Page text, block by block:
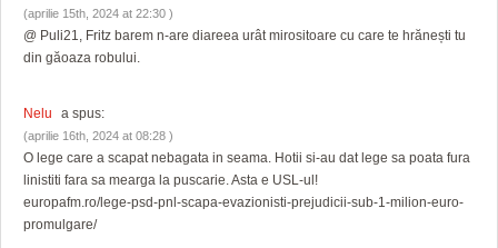
(aprilie 15th, 2024 at 22:30 )
@ Puli21, Fritz barem n-are diareea urât mirositoare cu care te hrănești tu
din găoaza robului.
Nelu a spus:
(aprilie 16th, 2024 at 08:28 )
O lege care a scapat nebagata in seama. Hotii si-au dat lege sa poata fura
linistiti fara sa mearga la puscarie. Asta e USL-ul!
europafm.ro/lege-psd-pnl-scapa-evazionisti-prejudicii-sub-1-milion-euro-
promulgare/